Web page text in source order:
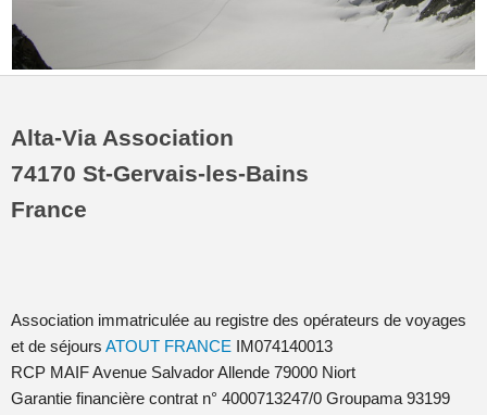
Alta-Via Association
74170 St-Gervais-les-Bains
France
Association immatriculée au registre des opérateurs de voyages
et de séjours ATOUT FRANCE IM074140013
RCP MAIF Avenue Salvador Allende 79000 Niort
Garantie financière contrat n° 4000713247/0 Groupama 93199